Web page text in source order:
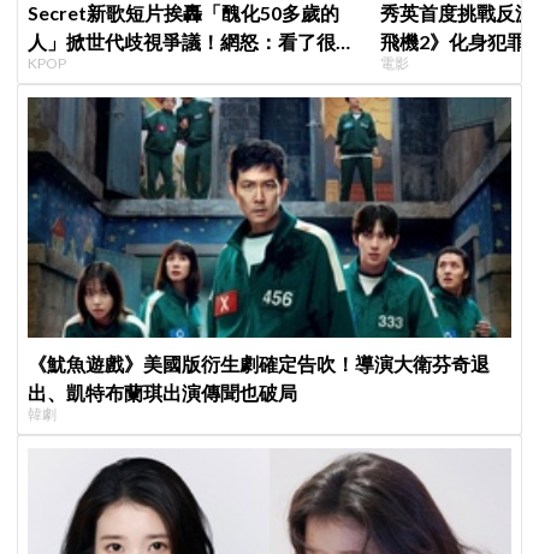
Secret新歌短片挨轟「醜化50多歲的
人」掀世代歧視爭議！網怒：看了很不
舒服
KPOP
秀英首度挑戰反
飛機2》化身犯罪
電影
《魷魚遊戲》美國版衍生劇確定告吹！導演大衛芬奇退
出、凱特布蘭琪出演傳聞也破局
韓劇